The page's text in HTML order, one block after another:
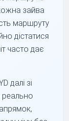
зайва
маршруту
дістатися
часто дає
далі зі
реально